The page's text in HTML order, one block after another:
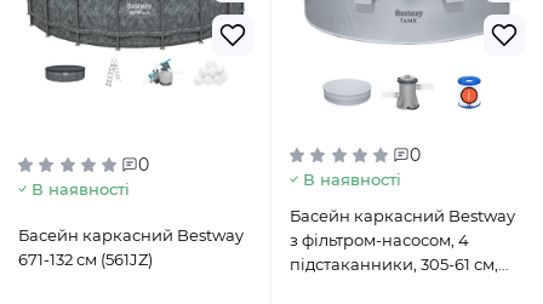
0
В наявності
Басейн каркасний Bestway
671-132 см (561JZ)
0
В наявності
Басейн каркасний Bestway
з фільтром-насосом, 4
підстаканники, 305-61 см,